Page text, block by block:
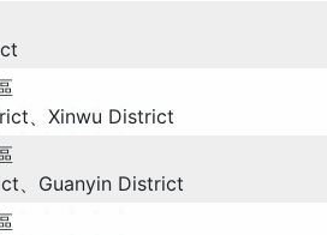
、Xinwu District
、Guanyin District